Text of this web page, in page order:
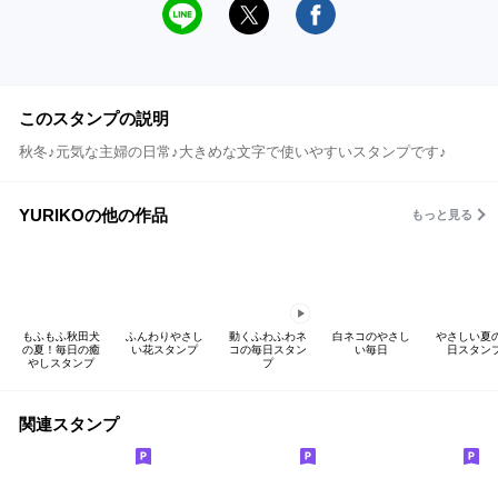
このスタンプの説明
秋冬♪元気な主婦の日常♪大きめな文字で使いやすいスタンプです♪
YURIKOの他の作品 もっと見る
もふもふ秋田犬
の夏！毎日の癒
やしスタンプ
ふんわりやさし
い花スタンプ
動くふわふわネ
コの毎日スタン
プ
白ネコのやさし
い毎日
やさしい夏
日スタン
関連スタンプ